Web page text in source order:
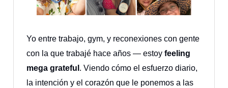
Yo entre trabajo, gym, y reconexiones con gente
con la que trabajé hace años — estoy feeling
mega grateful . Viendo cómo el esfuerzo diario,
la intención y el corazón que le ponemos a las